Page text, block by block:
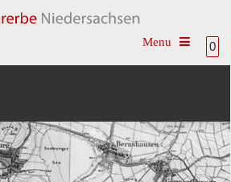
0
Toggle